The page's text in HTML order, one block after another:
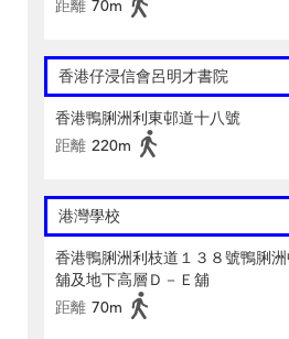
距離 70m
香港仔浸信會呂明才書院
香港鴨脷洲利東邨道十八號
距離 220m
港灣學校
香港鴨脷洲利枝道１３８號鴨脷
舖及地下高層Ｄ－Ｅ舖
距離 70m